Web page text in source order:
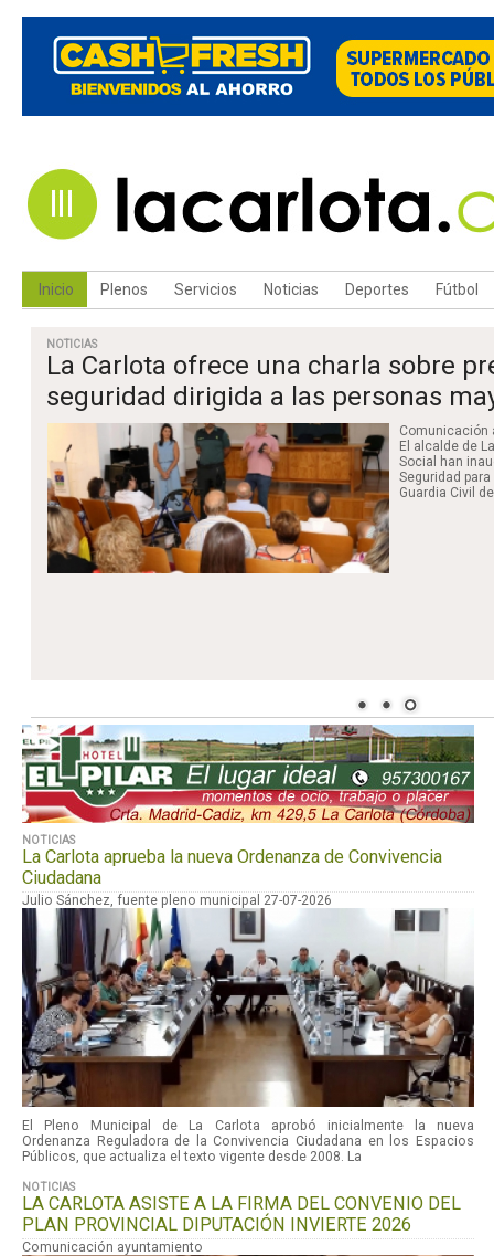
Inicio Plenos Servicios Noticias Deportes Fútbol
NOTICIAS
La Carlota ofrece una charla sobre
seguridad dirigida a las personas
Comunicación
El alcalde de
Social han
Seguridad
Guardia Civil
NOTICIAS
La Carlota aprueba la nueva Ordenanza de Convivencia
Ciudadana
Julio Sánchez, fuente pleno municipal 27-07-2026
El Pleno Municipal de La Carlota aprobó inicialmente la nueva
Ordenanza Reguladora de la Convivencia Ciudadana en los Espacios
Públicos, que actualiza el texto vigente desde 2008. La
NOTICIAS
LA CARLOTA ASISTE A LA FIRMA DEL CONVENIO DEL
PLAN PROVINCIAL DIPUTACIÓN INVIERTE 2026
Comunicación ayuntamiento